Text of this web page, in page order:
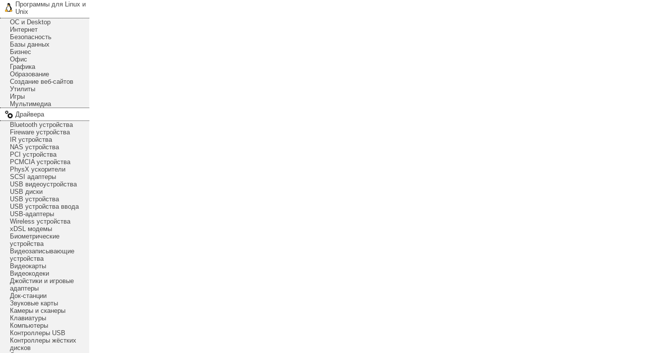
Программы для Linux и
Unix
ОС и Desktop
Интернет
Безопасность
Базы данных
Бизнес
Офис
Графика
Образование
Создание веб-сайтов
Утилиты
Игры
Мультимедиа
Драйвера
Bluetooth устройства
Fireware устройства
IR устройства
NAS устройства
PCI устройства
PCMCIA устройства
PhysX ускорители
SCSI адаптеры
USB видеоустройства
USB диски
USB устройства
USB устройства ввода
USB-адаптеры
Wireless устройства
xDSL модемы
Биометрические
устройства
Видеозаписывающие
устройства
Видеокарты
Видеокодеки
Джойстики и игровые
адаптеры
Док-станции
Звуковые карты
Камеры и сканеры
Клавиатуры
Компьютеры
Контроллеры USB
Контроллеры жёстких
дисков